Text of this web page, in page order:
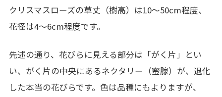
クリスマスローズの草丈（樹高）は10～50cm程度、
花径は4～6cm程度です。
先述の通り、花びらに見える部分は「がく片」とい
い、がく片の中央にあるネクタリー（蜜腺）が、退化
した本当の花びらです。色は品種にもよりますが、